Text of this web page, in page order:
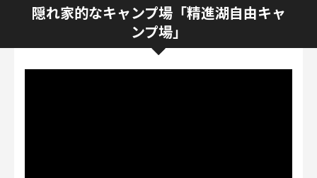
隠れ家的なキャンプ場「精進湖自由キャ
ンプ場」